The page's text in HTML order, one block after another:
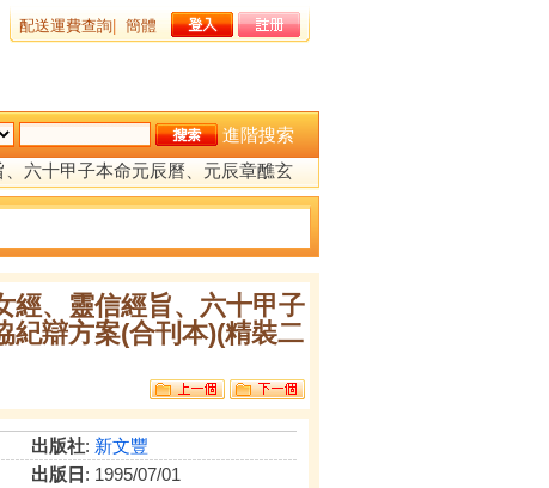
配送運費查詢 簡體
進階搜索
六十甲子本命元辰曆、元辰章醮玄
經、靈信經旨、六十甲子
紀辯方案(合刊本)(精裝二
出版社: 新文豐
出版日 : 1995/07/01